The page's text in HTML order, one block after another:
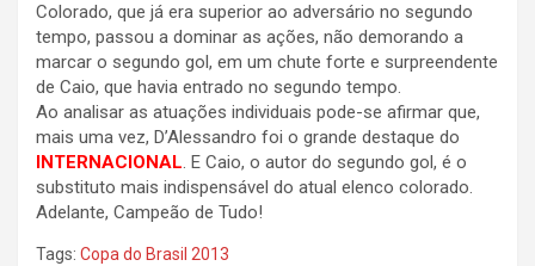
Colorado, que já era superior ao adversário no segundo
tempo, passou a dominar as ações, não demorando a
marcar o segundo gol, em um chute forte e surpreendente
de Caio, que havia entrado no segundo tempo.
Ao analisar as atuações individuais pode-se afirmar que,
mais uma vez, D’Alessandro foi o grande destaque do
INTERNACIONAL. E Caio, o autor do segundo gol, é o
substituto mais indispensável do atual elenco colorado.
Adelante, Campeão de Tudo!
Tags: Copa do Brasil 2013